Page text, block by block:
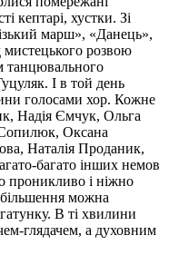
кептарі, хустки. Зі
марш», «Данець»,
розвою
танцювального
І в той день
голосами хор. Кожне
Надія Ємчук, Ольга
Оксана
Наталія Проданик,
багато інших немов
проникливо і ніжно
можна
В ті хвилини
глядачем, а духовним